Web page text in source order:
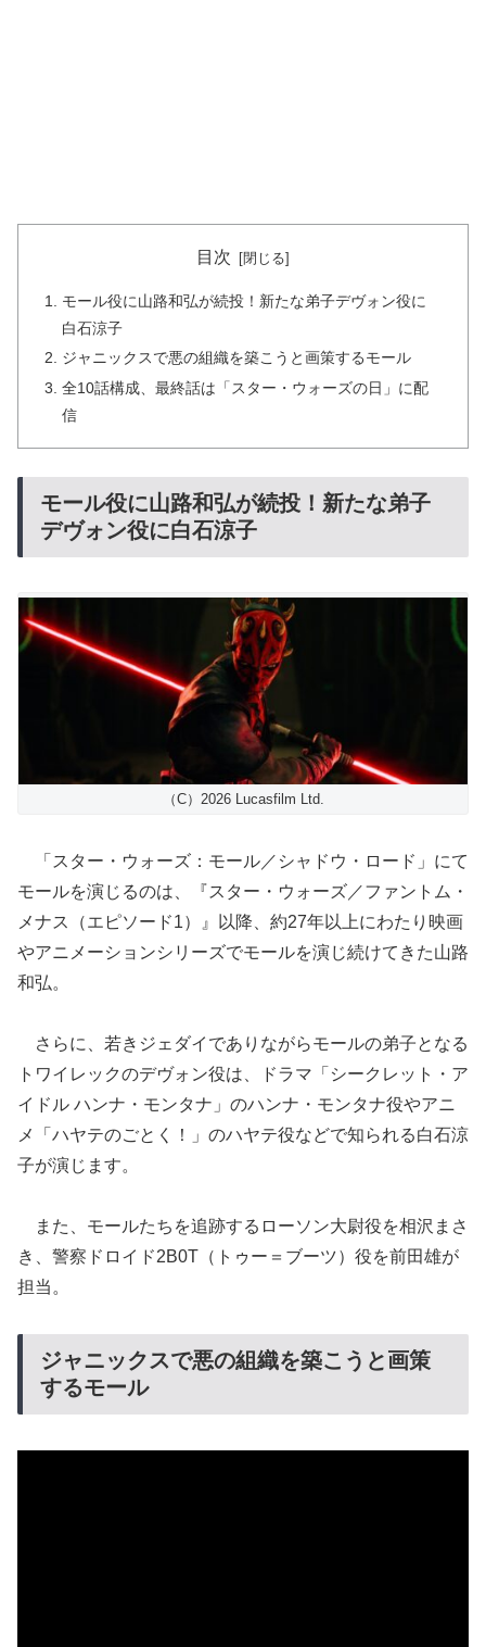
目次
モール役に山路和弘が続投！新たな弟子デヴォン役に
白石涼子
ジャニックスで悪の組織を築こうと画策するモール
全10話構成、最終話は「スター・ウォーズの日」に配
信
モール役に山路和弘が続投！新たな弟子
デヴォン役に白石涼子
（C）2026 Lucasfilm Ltd.
「スター・ウォーズ：モール／シャドウ・ロード」にて
モールを演じるのは、『スター・ウォーズ／ファントム・
メナス（エピソード1）』以降、約27年以上にわたり映画
やアニメーションシリーズでモールを演じ続けてきた山路
和弘。
さらに、若きジェダイでありながらモールの弟子となる
トワイレックのデヴォン役は、ドラマ「シークレット・ア
イドル ハンナ・モンタナ」のハンナ・モンタナ役やアニ
メ「ハヤテのごとく！」のハヤテ役などで知られる白石涼
子が演じます。
また、モールたちを追跡するローソン大尉役を相沢まさ
き、警察ドロイド2B0T（トゥー＝ブーツ）役を前田雄が
担当。
ジャニックスで悪の組織を築こうと画策
するモール